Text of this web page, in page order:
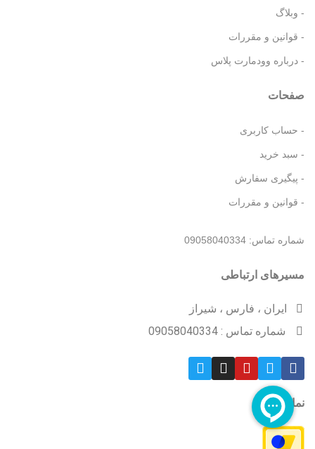
- وبلاگ
- قوانین و مقررات
- درباره وودمارت پلاس
صفحات
- حساب کاربری
- سبد خرید
- پیگیری سفارش
- قوانین و مقررات
شماره تماس: 09058040334
مسیرهای ارتباطی
ایران ، فارس ، شیراز
شماره تماس : 09058040334
نمادهای ما